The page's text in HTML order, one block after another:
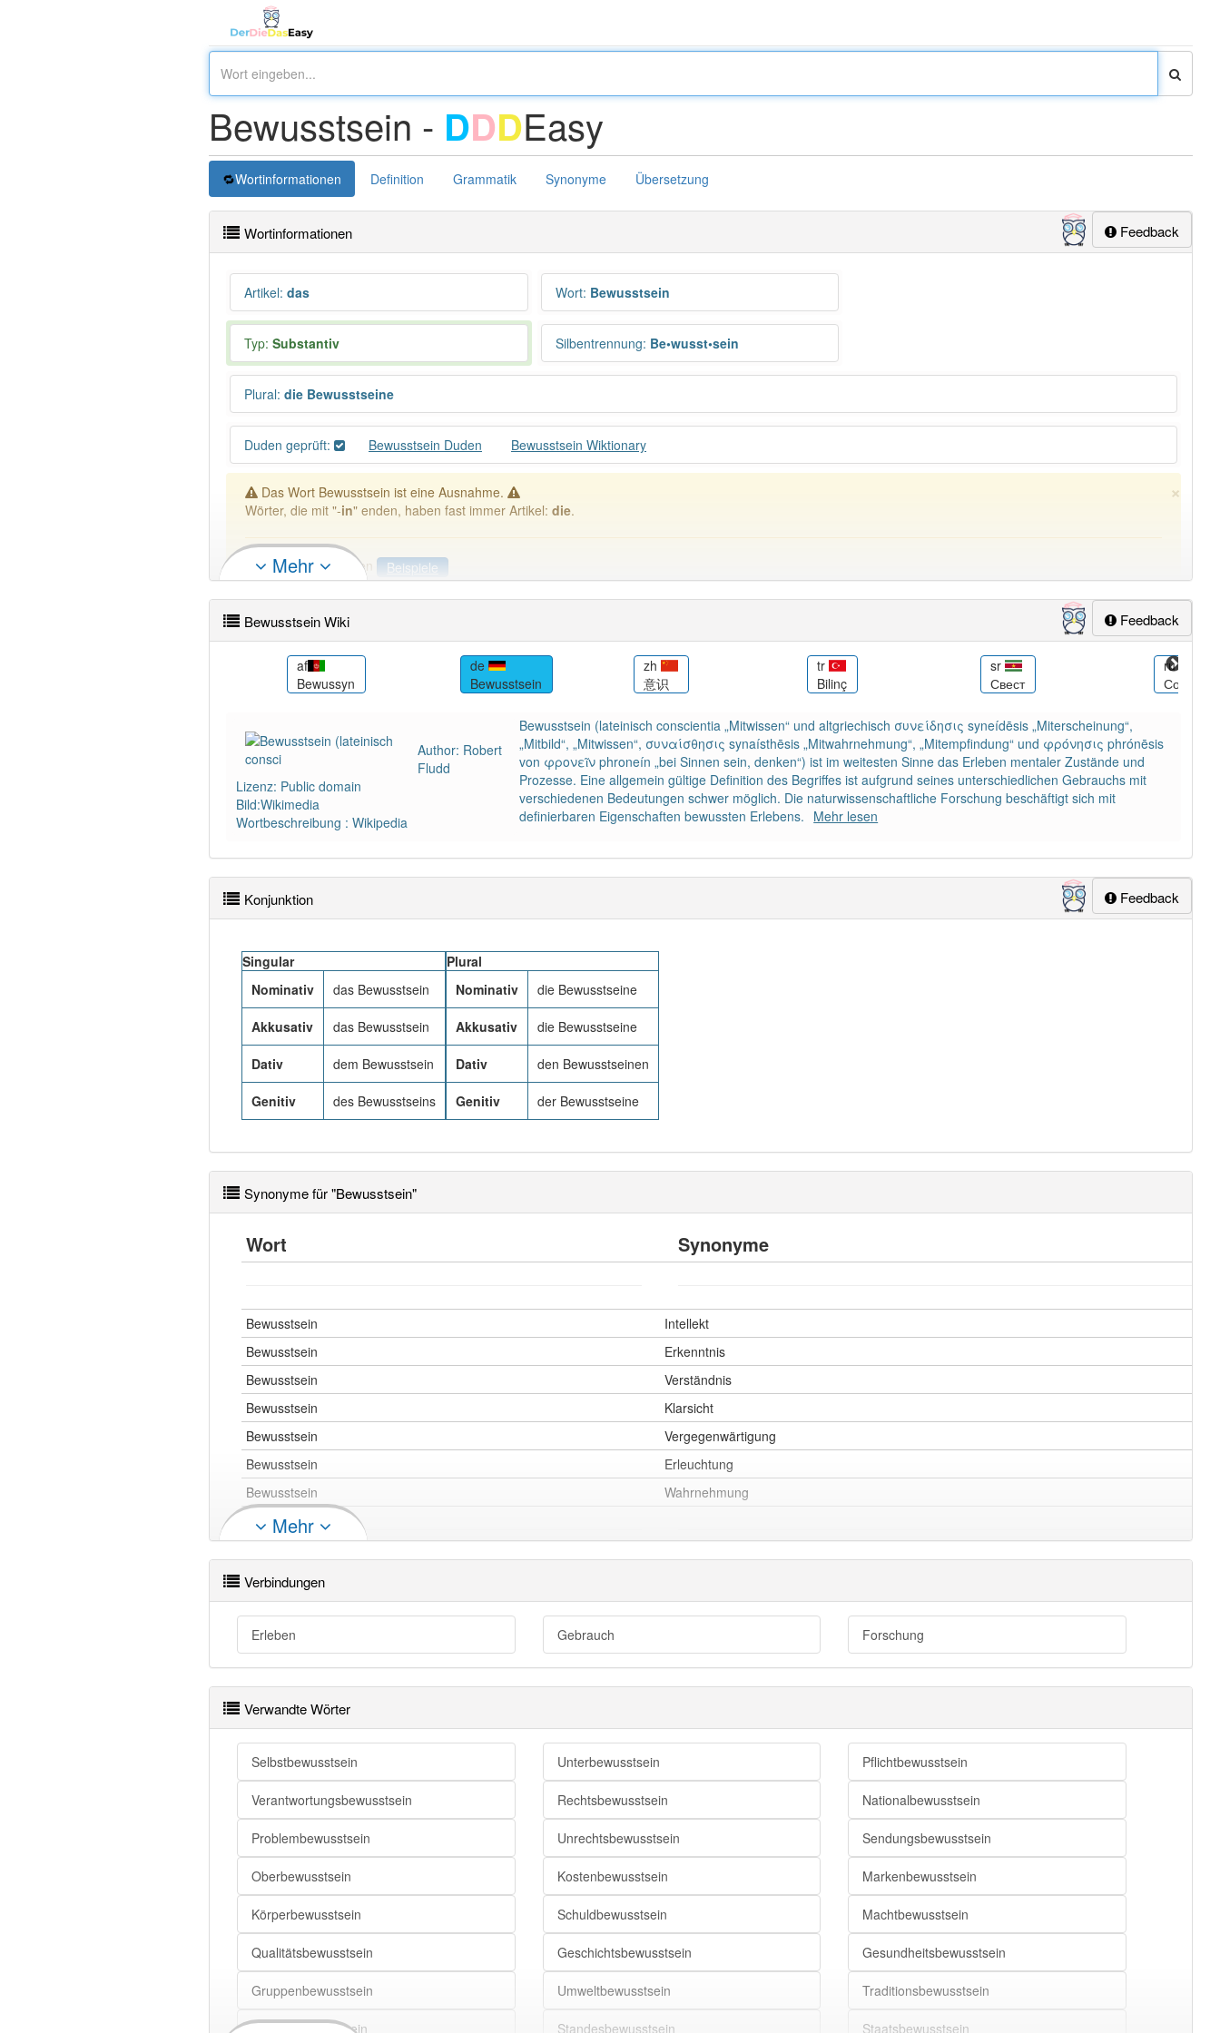
Bewusstsein - DDDEasy
Wortinformationen Definition Grammatik Synonyme Übersetzung
Feedback
Wortinformationen
Artikel: das Wort: Bewusstsein
Typ: Substantiv Silbentrennung: Be•wusst•sein
Plural: die Bewusstseine
Duden geprüft: Bewusstsein Duden Bewusstsein Wiktionary
×
Das Wort Bewusstsein ist eine Ausnahme.
Wörter, die mit "-in" enden, haben fast immer Artikel: die.
DER:670Ausnahmen
Beispiele
DIE:10 051
DAS:918Ausnahmen
PowerIndex:871 Häufigkeit: 6 von 10
83% unserer Spielapp-Nutzer haben den Artikel korrekt erraten.
Mehr
Feedback
Bewusstsein Wiki
af
Bewussyn
de
Bewusstsein
zh
意识
tr
Bilinç
sr
Свест
ru
Author: Robert
Fludd
Lizenz: Public domain
Bild:Wikimedia
Wortbeschreibung : Wikipedia
Bewusstsein (lateinisch conscientia „Mitwissen“ und altgriechisch συνείδησις syneídēsis „Miterscheinung“,
„Mitbild“, „Mitwissen“, συναίσθησις synaísthēsis „Mitwahrnehmung“, „Mitempfindung“ und φρόνησις phrónēsis
von φρονεῖν phroneín „bei Sinnen sein, denken“) ist im weitesten Sinne das Erleben mentaler Zustände und
Prozesse. Eine allgemein gültige Definition des Begriffes ist aufgrund seines unterschiedlichen Gebrauchs mit
verschiedenen Bedeutungen schwer möglich. Die naturwissenschaftliche Forschung beschäftigt sich mit
definierbaren Eigenschaften bewussten Erlebens. Mehr lesen
Feedback
Konjunktion
Singular
Nominativ
das Bewusstsein
Akkusativ das Bewusstsein
Dativ dem Bewusstsein
Genitiv des Bewusstseins
Plural
Nominativ
die Bewusstseine
Akkusativ die Bewusstseine
Dativ den Bewusstseinen
Genitiv der Bewusstseine
Synonyme für "Bewusstsein"
Wort Synonyme
Bewusstsein
Intellekt
Bewusstsein
Erkenntnis
Bewusstsein
Verständnis
Bewusstsein
Klarsicht
Bewusstsein
Vergegenwärtigung
Bewusstsein
Erleuchtung
Bewusstsein
Wahrnehmung
Bewusstsein
Bewusstsein openthesaurus
Mehr
Verbindungen
Erleben Gebrauch Forschung
Verwandte Wörter
Selbstbewusstsein Unterbewusstsein Pflichtbewusstsein
Verantwortungsbewusstsein Rechtsbewusstsein Nationalbewusstsein
Problembewusstsein Unrechtsbewusstsein Sendungsbewusstsein
Oberbewusstsein Kostenbewusstsein Markenbewusstsein
Körperbewusstsein Schuldbewusstsein Machtbewusstsein
Qualitätsbewusstsein Geschichtsbewusstsein Gesundheitsbewusstsein
Gruppenbewusstsein Umweltbewusstsein Traditionsbewusstsein
Klassenbewusstsein Standesbewusstsein Staatsbewusstsein